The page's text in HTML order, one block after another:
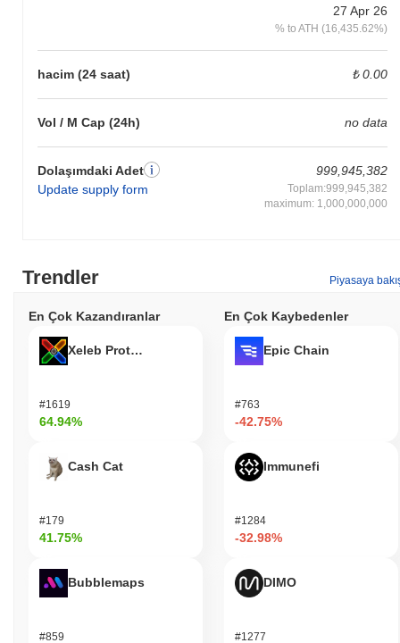
27 Apr 26
% to ATH (16,435.62%)
hacim (24 saat) ₺ 0.00
Vol / M Cap (24h) no data
Dolaşımdaki Adet
Update supply form
999,945,382
Toplam:999,945,382
maximum: 1,000,000,000
Trendler Piyasaya
En Çok Kazandıranlar
Xeleb Protocol
#1619
64.94%
Cash Cat
#179
41.75%
Bubblemaps
#859
En Çok Kaybedenler
Epic Chain
#763
-42.75%
Immunefi
#1284
-32.98%
DIMO
#1277